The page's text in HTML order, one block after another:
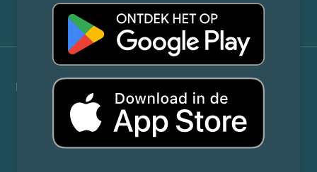
Privacy Statement
Flexnieuws.nl